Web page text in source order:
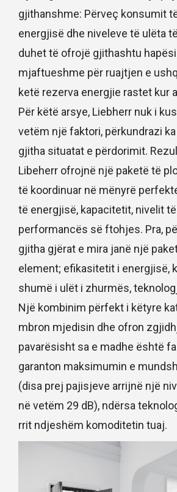
gjithanshme: Përveç konsumit
energjisë dhe niveleve të ulëta
duhet të ofrojë gjithashtu
mjaftueshme për ruajtjen e
ketë rezerva energjie rastet kur
Për këtë arsye, Liebherr nuk i
vetëm një faktori, përkundrazi
gjitha situatat e përdorimit.
Libeherr ofrojnë një paketë të
të koordinuar në mënyrë
të energjisë, kapacitetit, nivelit
performancës së ftohjes. Pra,
gjitha gjërat e mira janë një
element; efikasitetit i energjisë,
shumë i ulët i zhurmës,
Një kombinim përfekt i këtyre
mbron mjedisin dhe ofron
pavarësisht sa e madhe është
garanton maksimumin e
(disa prej pajisjeve arrijnë një
në vetëm 29 dB), ndërsa
rrit ndjeshëm komoditetin tuaj.